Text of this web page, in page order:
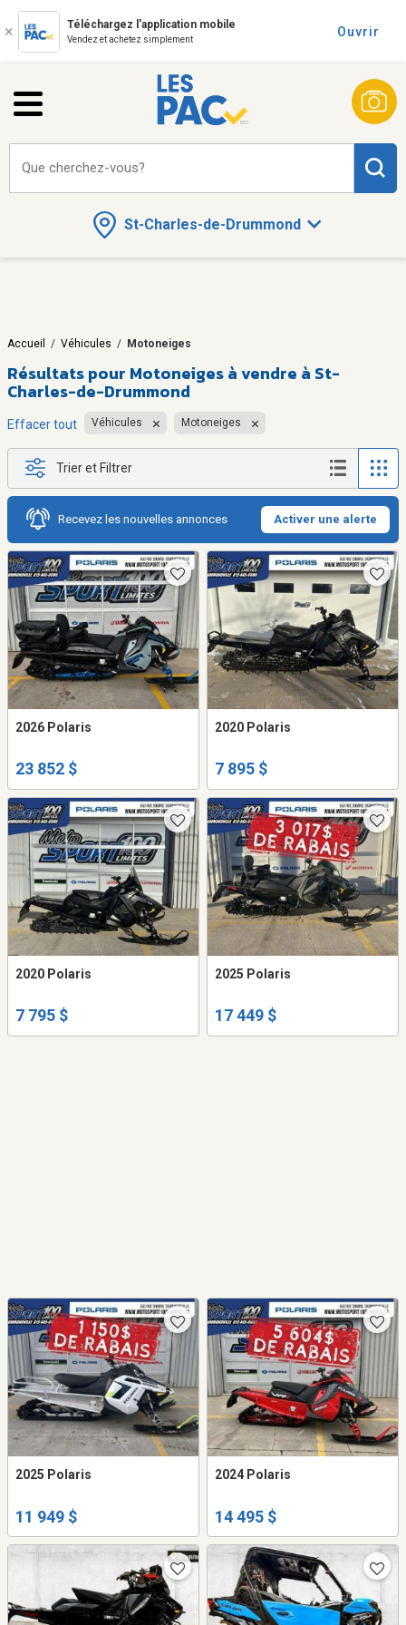
Téléchargez l'application mobile
Vendez et achetez simplement
Ouvrir
St-Charles-de-Drummond
Que cherchez-vous?
Accueil / Véhicules / Motoneiges
Résultats pour Motoneiges à vendre à St-
Charles-de-Drummond
Effacer tout Véhicules Motoneiges
Trier et Filtrer
Recevez les nouvelles annonces Activer une alerte
2026 Polaris
23 852 $
2020 Polaris
7 895 $
2020 Polaris
7 795 $
2025 Polaris
17 449 $
2025 Polaris
11 949 $
2024 Polaris
14 495 $